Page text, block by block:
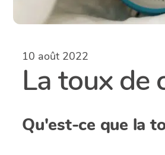
10 août 2022
La toux de
Qu'est-ce que la